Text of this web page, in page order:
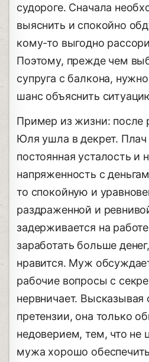
судороге. Сначала
выяснить и спокойно
кому-то выгодно
Поэтому, прежде чем
супруга с балкона,
шанс объяснить
Пример из жизни: после
Юля ушла в декрет.
постоянная усталость и
напряженность с
то спокойную и
раздраженной и
задерживается на
заработать больше
нравится. Муж
рабочие вопросы с
нервничает. Высказывая
претензии, она только
недоверием, тем, что не
мужа хорошо